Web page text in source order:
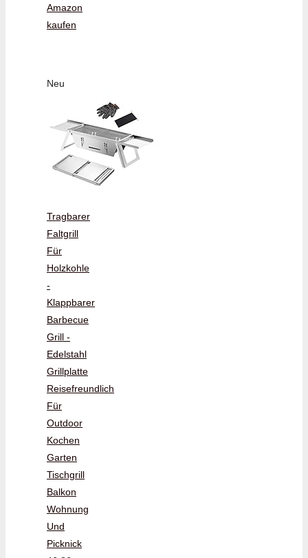
Amazon
kaufen
Neu
Tragbarer
Faltgrill
Für
Holzkohle
-
Klappbarer
Barbecue
Grill -
Edelstahl
Grillplatte
Reisefreundlich
Für
Outdoor
Kochen
Garten
Tischgrill
Balkon
Wohnung
Und
Picknick